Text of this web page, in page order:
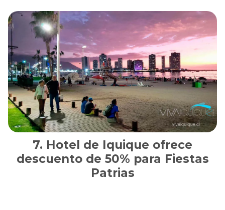
Hotel de Iquique ofrece
descuento de 50% para Fiestas
Patrias